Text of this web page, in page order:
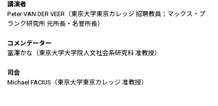
講演者
Peter VAN DER VEER（東京大学東京カレッジ 招聘教員；マックス・プ
ランク研究所 元所長・名誉所長）
コメンテーター
冨澤かな（東京大学大学院人文社会系研究科 准教授）
司会
Michael FACIUS（東京大学東京カレッジ 准教授）